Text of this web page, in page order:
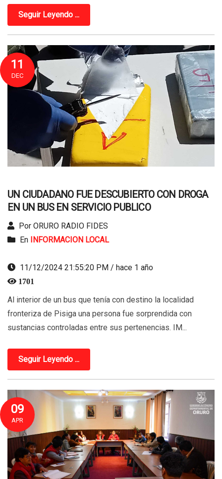
Seguir Leyendo ...
11
DEC
UN CIUDADANO FUE DESCUBIERTO CON DROGA
EN UN BUS EN SERVICIO PUBLICO
Por ORURO RADIO FIDES
En INFORMACION LOCAL
11/12/2024 21:55:20 PM / hace 1 año
1701
Al interior de un bus que tenía con destino la localidad
fronteriza de Pisiga una persona fue sorprendida con
sustancias controladas entre sus pertenencias. IM...
Seguir Leyendo ...
09
APR